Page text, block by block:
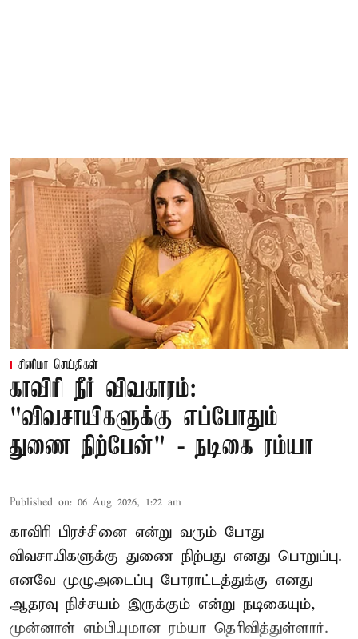
சினிமா செய்திகள்
காவிரி நீர் விவகாரம்:
"விவசாயிகளுக்கு எப்போதும்
துணை நிற்பேன்" - நடிகை ரம்யா
Published on: 06 Aug 2026, 1:22 am
காவிரி பிரச்சினை என்று வரும் போது
விவசாயிகளுக்கு துணை நிற்பது எனது பொறுப்பு.
எனவே முழுஅடைப்பு போராட்டத்துக்கு எனது
ஆதரவு நிச்சயம் இருக்கும் என்று நடிகையும்,
முன்னாள் எம்பியுமான ரம்யா தெரிவித்துள்ளார்.